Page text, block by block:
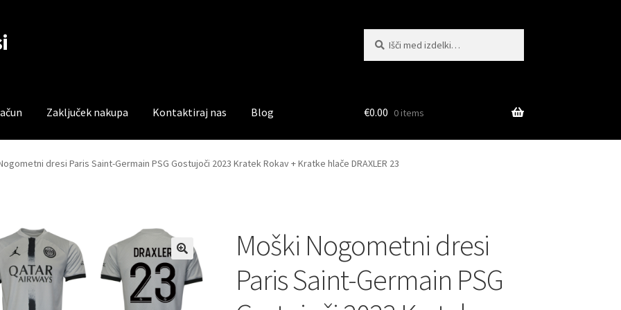
Zaključek nakupa Kontaktiraj nas Blog
Trgovina Zaključek nakupa
€0.00 0 items
dresi Paris Saint-Germain PSG Gostujoči 2023 Kratek Rokav + Kratke hlače DRAXLER 23
Moški Nogometni dresi
Paris Saint-Germain PSG